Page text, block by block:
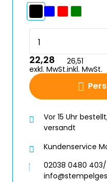
22,28
exkl. MwSt.
26,51
inkl. MwSt.
Vor 15 Uhr
versandt
Kundenservice
02038 0480 403/